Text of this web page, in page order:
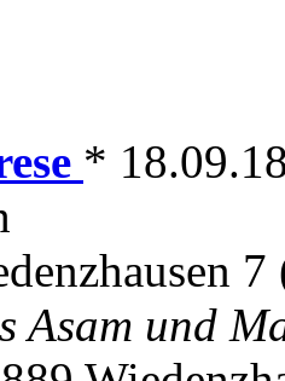
*
7
Asam und